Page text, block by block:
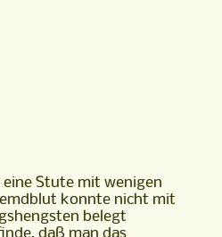
Stute mit wenigen
konnte nicht mit
belegt